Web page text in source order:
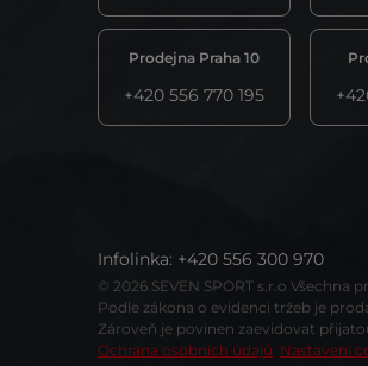
Prodejna Praha 10
+420 556 770 195
Infolinka: +420 556 300 970
© 2026 SEVEN SPORT s.r.o Všechna
Podle zákona o evidenci tržeb je
Zároveň je povinen zaevidovat
Ochrana osobních údajů Nastavení